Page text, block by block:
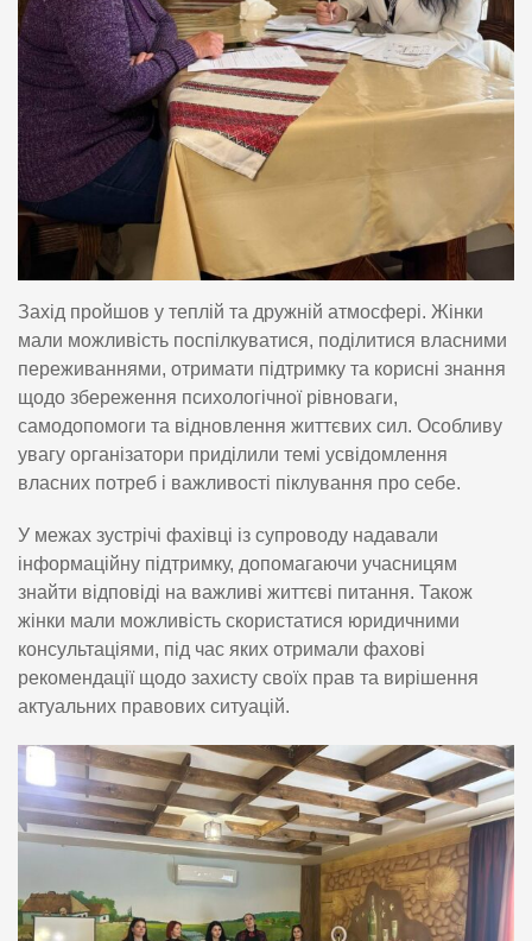
Захід пройшов у теплій та дружній атмосфері. Жінки
мали можливість поспілкуватися, поділитися власними
переживаннями, отримати підтримку та корисні знання
щодо збереження психологічної рівноваги,
самодопомоги та відновлення життєвих сил. Особливу
увагу організатори приділили темі усвідомлення
власних потреб і важливості піклування про себе.
У межах зустрічі фахівці із супроводу надавали
інформаційну підтримку, допомагаючи учасницям
знайти відповіді на важливі життєві питання. Також
жінки мали можливість скористатися юридичними
консультаціями, під час яких отримали фахові
рекомендації щодо захисту своїх прав та вирішення
актуальних правових ситуацій.